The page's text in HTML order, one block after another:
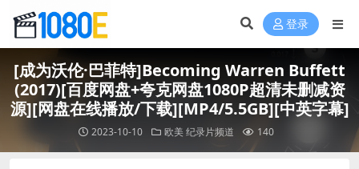
登录
[成为沃伦·巴菲特]Becoming Warren Buffett
(2017)[百度网盘+夸克网盘1080P超清未删减资
源][网盘在线播放/下载][MP4/5.5GB][中英字幕]
2023-10-10 欧美纪录片频道 140